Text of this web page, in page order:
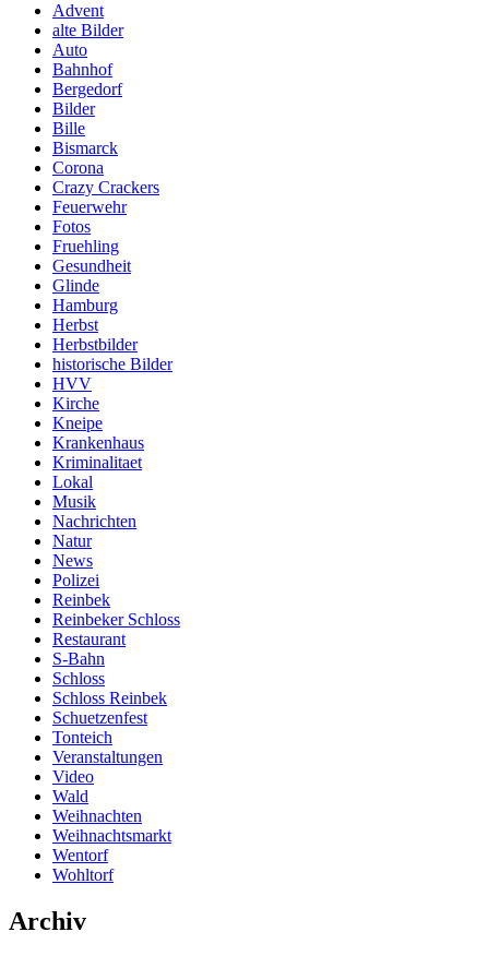
Advent
alte Bilder
Auto
Bahnhof
Bergedorf
Bilder
Bille
Bismarck
Corona
Crazy Crackers
Feuerwehr
Fotos
Fruehling
Gesundheit
Glinde
Hamburg
Herbst
Herbstbilder
historische Bilder
HVV
Kirche
Kneipe
Krankenhaus
Kriminalitaet
Lokal
Musik
Nachrichten
Natur
News
Polizei
Reinbek
Reinbeker Schloss
Restaurant
S-Bahn
Schloss
Schloss Reinbek
Schuetzenfest
Tonteich
Veranstaltungen
Video
Wald
Weihnachten
Weihnachtsmarkt
Wentorf
Wohltorf
Archiv